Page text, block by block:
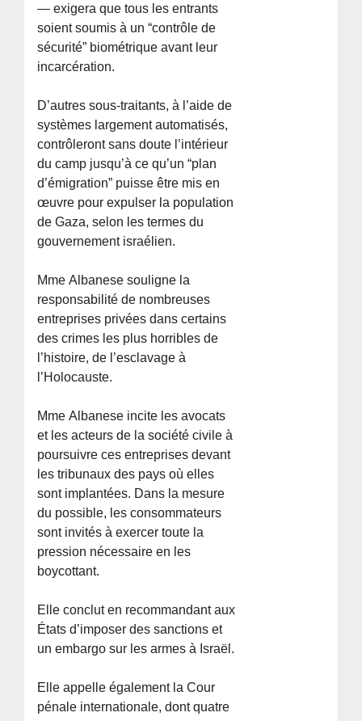
— exigera que tous les entrants
soient soumis à un “contrôle de
sécurité” biométrique avant leur
incarcération.
D’autres sous-traitants, à l’aide de
systèmes largement automatisés,
contrôleront sans doute l’intérieur
du camp jusqu’à ce qu’un “plan
d’émigration” puisse être mis en
œuvre pour expulser la population
de Gaza, selon les termes du
gouvernement israélien.
Mme Albanese souligne la
responsabilité de nombreuses
entreprises privées dans certains
des crimes les plus horribles de
l’histoire, de l’esclavage à
l’Holocauste.
Mme Albanese incite les avocats
et les acteurs de la société civile à
poursuivre ces entreprises devant
les tribunaux des pays où elles
sont implantées. Dans la mesure
du possible, les consommateurs
sont invités à exercer toute la
pression nécessaire en les
boycottant.
Elle conclut en recommandant aux
États d’imposer des sanctions et
un embargo sur les armes à Israël.
Elle appelle également la Cour
pénale internationale, dont quatre